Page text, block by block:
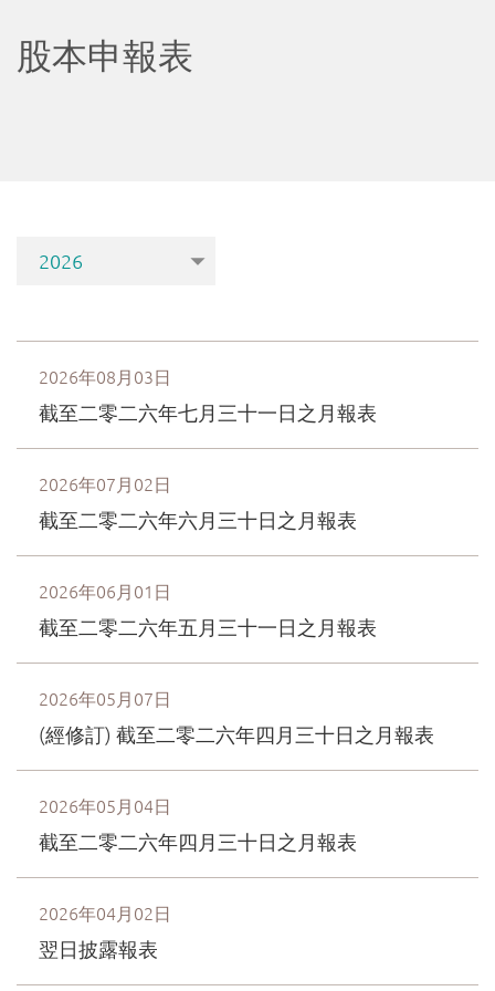
股本申報表
2026年08月03日
截至二零二六年七月三十一日之月報表
2026年07月02日
截至二零二六年六月三十日之月報表
2026年06月01日
截至二零二六年五月三十一日之月報表
2026年05月07日
(經修訂) 截至二零二六年四月三十日之月報表
2026年05月04日
截至二零二六年四月三十日之月報表
2026年04月02日
翌日披露報表